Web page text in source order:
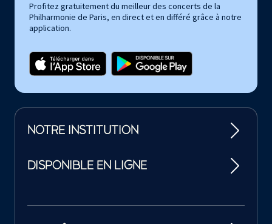
Profitez gratuitement du meilleur des concerts de la
Philharmonie de Paris, en direct et en différé grâce à notre
application.
NOTRE INSTITUTION
DISPONIBLE EN LIGNE